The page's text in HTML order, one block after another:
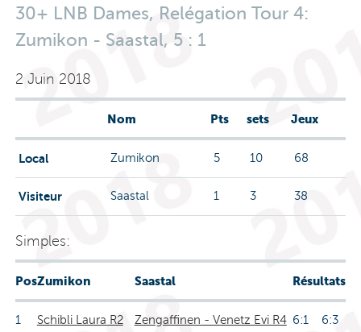
30+ LNB Dames, Relégation Tour 4:
Zumikon - Saastal, 5 : 1
2 Juin 2018
Nom Pts sets Jeux
Local Zumikon 5 10 68
Visiteur Saastal 1 3 38
Simples:
PosZumikon Saastal Résultats
1 Schibli Laura R2 Zengaffinen - Venetz Evi R4 6:1 6:3